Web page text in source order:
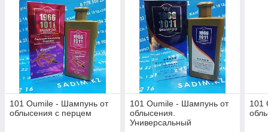
101 Oumile - Шампунь от
облысения с перцем
101 Oumile - Шампунь от
облысения.
Универсальный
101